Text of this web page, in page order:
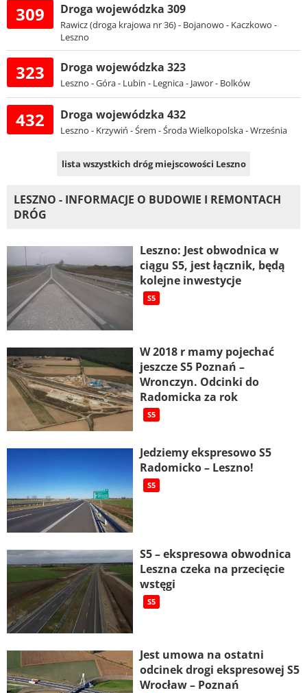
309 Droga wojewódzka 309
Rawicz (droga krajowa nr 36) - Bojanowo - Kaczkowo -
Leszno
323 Droga wojewódzka 323
Leszno - Góra - Lubin - Legnica - Jawor - Bolków
432 Droga wojewódzka 432
Leszno - Krzywiń - Śrem - Środa Wielkopolska - Września
lista wszystkich dróg miejscowości Leszno
LESZNO - INFORMACJE O BUDOWIE I REMONTACH
DRÓG
Leszno: Jest obwodnica w
ciągu S5, jest łącznik, będą
kolejne inwestycje
S5
W 2018 r mamy pojechać
jeszcze S5 Poznań –
Wronczyn. Odcinki do
Radomicka za rok
S5
Jedziemy ekspresowo S5
Radomicko – Leszno!
S5
S5 – ekspresowa obwodnica
Leszna czeka na przecięcie
wstęgi
S5
Jest umowa na ostatni
odcinek drogi ekspresowej S5
Wrocław – Poznań